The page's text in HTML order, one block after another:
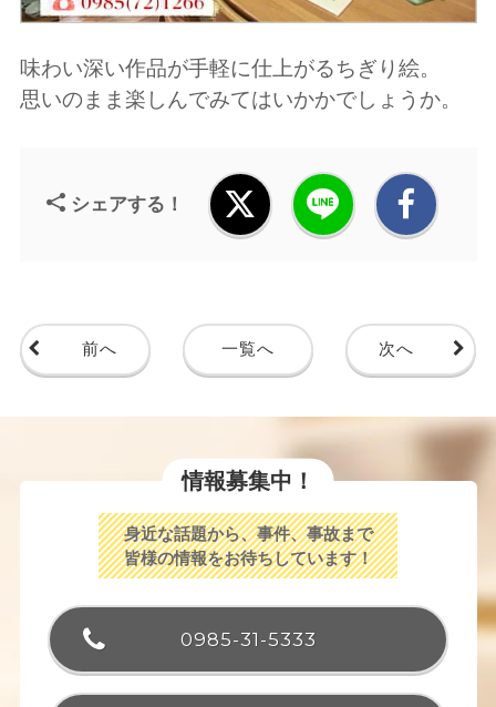
味わい深い作品が手軽に仕上がるちぎり絵。
思いのまま楽しんでみてはいかかでしょうか。
シェアする！
前へ 一覧へ 次へ
情報募集中！
身近な話題から、事件、事故まで
皆様の情報をお待ちしています！
0985-31-5333